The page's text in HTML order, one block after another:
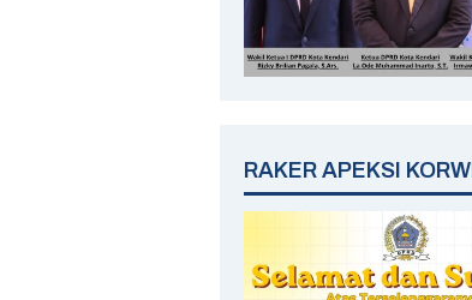
RAKER APEKSI